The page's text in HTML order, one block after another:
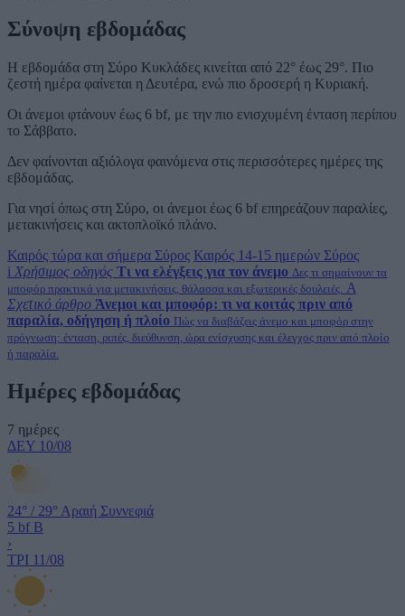
Σύνοψη εβδομάδας
Η εβδομάδα στη Σύρο Κυκλάδες κινείται από 22° έως 29°. Πιο
ζεστή ημέρα φαίνεται η Δευτέρα, ενώ πιο δροσερή η Κυριακή.
Οι άνεμοι φτάνουν έως 6 bf, με την πιο ενισχυμένη ένταση περίπου
το Σάββατο.
Δεν φαίνονται αξιόλογα φαινόμενα στις περισσότερες ημέρες της
εβδομάδας.
Για νησί όπως στη Σύρο, οι άνεμοι έως 6 bf επηρεάζουν παραλίες,
μετακινήσεις και ακτοπλοϊκό πλάνο.
Καιρός τώρα και σήμερα Σύρος Καιρός 14-15 ημερών Σύρος
i Χρήσιμος οδηγός Τι να ελέγξεις για τον άνεμο Δες τι σημαίνουν τα
μποφόρ πρακτικά για μετακινήσεις, θάλασσα και εξωτερικές δουλειές. A
Σχετικό άρθρο Άνεμοι και μποφόρ: τι να κοιτάς πριν από
παραλία, οδήγηση ή πλοίο Πώς να διαβάζεις άνεμο και μποφόρ στην
πρόγνωση: ένταση, ριπές, διεύθυνση, ώρα ενίσχυσης και έλεγχος πριν από πλοίο
ή παραλία.
Ημέρες εβδομάδας
7 ημέρες
ΔΕΥ 10/08
24° / 29° Αραιή Συννεφιά
5 bf Β
›
ΤΡΙ 11/08